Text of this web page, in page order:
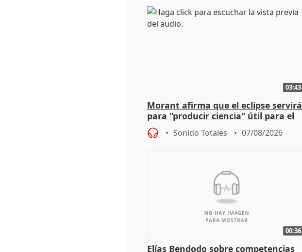
03:43
Morant afirma que el eclipse servirá
para "producir ciencia" útil para el
resto del mundo
Sonido Totales 07/08/2026
00:36
Elías Bendodo sobre competencias